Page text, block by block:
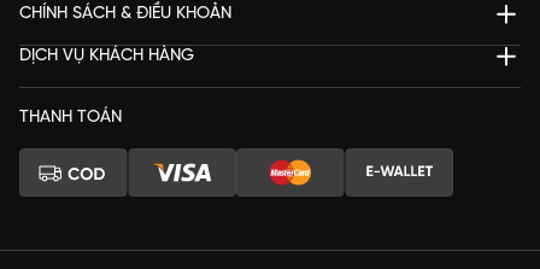
CHÍNH SÁCH & ĐIỀU KHOẢN
DỊCH VỤ KHÁCH HÀNG
THANH TOÁN